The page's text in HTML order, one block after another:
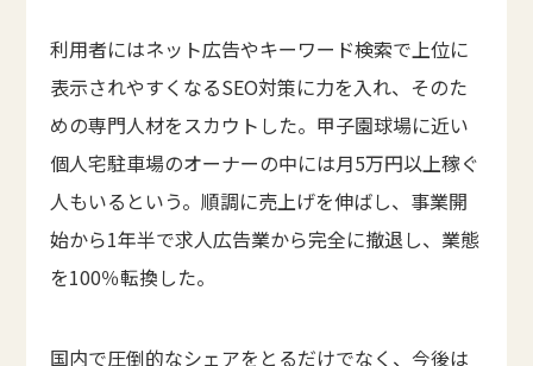
利用者にはネット広告やキーワード検索で上位に
表示されやすくなるSEO対策に力を入れ、そのた
めの専門人材をスカウトした。甲子園球場に近い
個人宅駐車場のオーナーの中には月5万円以上稼ぐ
人もいるという。順調に売上げを伸ばし、事業開
始から1年半で求人広告業から完全に撤退し、業態
を100％転換した。
国内で圧倒的なシェアをとるだけでなく、今後は